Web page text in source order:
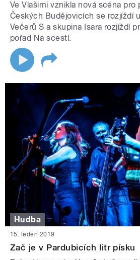
Ve Vlašimi vznikla nová scéna pro
Českých Budějovicích se rozjíždí
Večerů S a skupina Isara rozjíždí
pořad Na scestí.
Hudba
15. leden 2019
Zač je v Pardubicích litr písku